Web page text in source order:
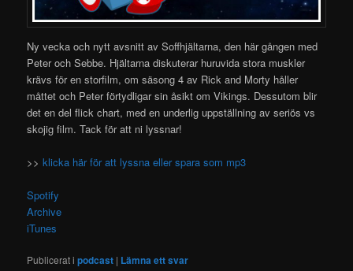
Ny vecka och nytt avsnitt av Soffhjältarna, den här gången med
Peter och Sebbe. Hjältarna diskuterar huruvida stora muskler
krävs för en storfilm, om säsong 4 av Rick and Morty håller
måttet och Peter förtydligar sin åsikt om Vikings. Dessutom blir
det en del flick chart, med en underlig uppställning av seriös vs
skojig film. Tack för att ni lyssnar!
>> klicka här för att lyssna eller spara som mp3
Spotify
Archive
iTunes
Publicerat i podcast | Lämna ett svar